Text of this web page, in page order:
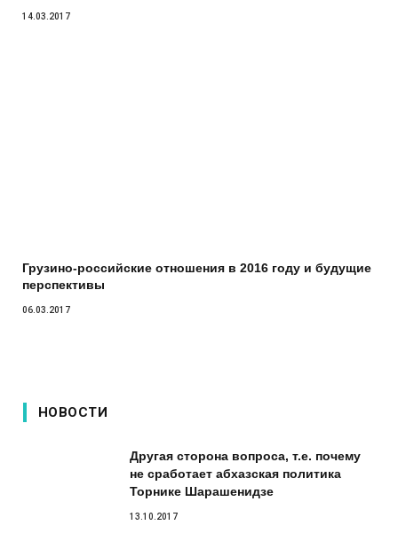
14.03.2017
Грузино-российские отношения в 2016 году и будущие
перспективы
06.03.2017
НОВОСТИ
Другая сторона вопроса, т.е. почему
не сработает абхазская политика
Торнике Шарашенидзе
13.10.2017